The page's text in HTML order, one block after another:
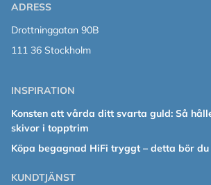
ADRESS
Drottninggatan 90B
111 36 Stockholm
INSPIRATION
Konsten att vårda ditt svarta guld: Så
skivor i topptrim
Köpa begagnad HiFi tryggt – detta bör
KUNDTJÄNST